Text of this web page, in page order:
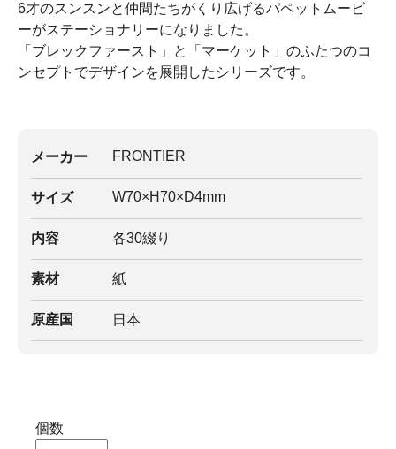
6才のスンスンと仲間たちがくり広げるパペットムービ
ーがステーショナリーになりました。
「ブレックファースト」と「マーケット」のふたつのコ
ンセプトでデザインを展開したシリーズです。
メーカー FRONTIER
サイズ W70×H70×D4mm
内容 各30綴り
素材 紙
原産国 日本
個数